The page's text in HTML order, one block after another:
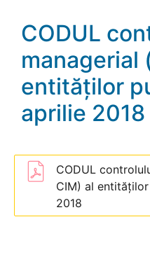
CODUL
managerial
entităţilor
aprilie 2018
CODUL
CIM) al
2018